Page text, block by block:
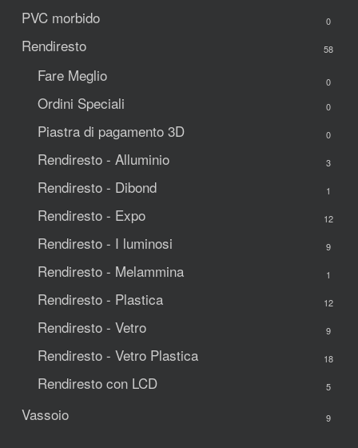
PVC morbido 0
Rendiresto 58
Fare Meglio 0
Ordini Speciali 0
Piastra di pagamento 3D 0
Rendiresto - Alluminio 3
Rendiresto - Dibond 1
Rendiresto - Expo 12
Rendiresto - I luminosi 9
Rendiresto - Melammina 1
Rendiresto - Plastica 12
Rendiresto - Vetro 9
Rendiresto - Vetro Plastica 18
Rendiresto con LCD 5
Vassoio 9